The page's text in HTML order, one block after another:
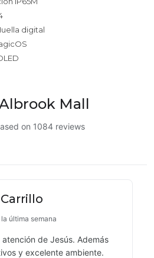
digital
Mall
on 1084 reviews
última semana
de Jesús. Además
y excelente ambiente.